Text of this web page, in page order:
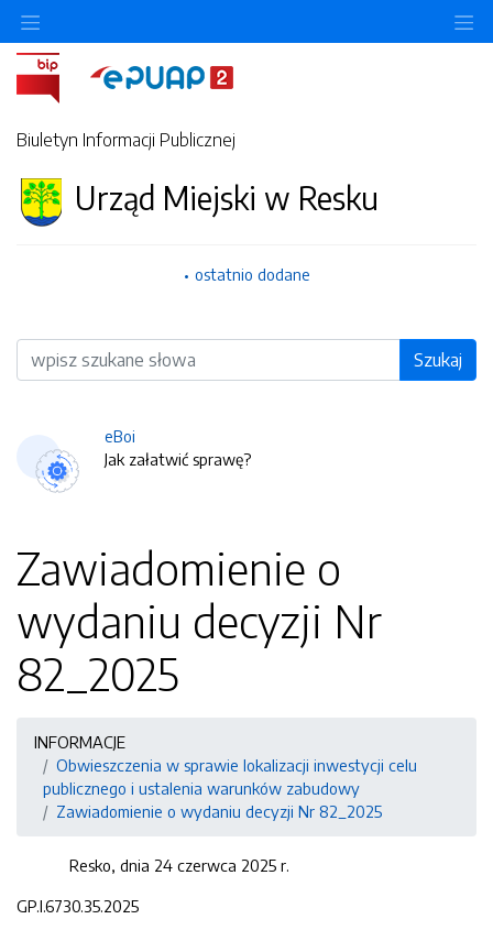
Biuletyn Informacji Publicznej
Urząd Miejski w Resku
ostatnio dodane
Wyszukiwarka Szukaj
eBoi
Jak załatwić sprawę?
Zawiadomienie o
wydaniu decyzji Nr
82_2025
INFORMACJE
Obwieszczenia w sprawie lokalizacji inwestycji celu
publicznego i ustalenia warunków zabudowy
Zawiadomienie o wydaniu decyzji Nr 82_2025
Resko, dnia 24 czerwca 2025 r.
GP.I.6730.35.2025